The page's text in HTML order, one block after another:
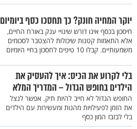
יוקר המחיה חונק? כך תחסכו כסף ביומיום
חיסכון בכסף אינו דורש שינויי ענק באורח החיים,
אלא התאמות קטנות שיכולות להצטבר לסכומים
משמעותיים. קבלו 10 טיפים לחסכון בחיי היומיום
בלי לקרוע את הכיס: איך להעסיק את
הילדים בחופש הגדול – המדריך המלא
החופש הגדול לא חייב להיות תיק. אפשר לנצל
את הזמן לפעילויות מהנות ומעשירות עם הילדים
בלי לבזבז המון כסף